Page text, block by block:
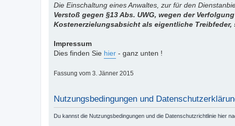
Die Einschaltung eines Anwaltes, zur für den
Verstoß gegen §13 Abs. UWG, wegen der
Kostenerzielungsabsicht als eigentliche
Impressum
Dies finden Sie hier - ganz unten !
Fassung vom 3. Jänner 2015
Nutzungsbedingungen und
Du kannst die Nutzungsbedingungen und die Datenschutzrichtlinie hier